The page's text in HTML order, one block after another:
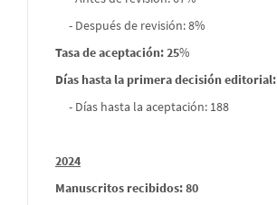
- Después de revisión: 8%
Tasa de aceptación: 25%
Días hasta la primera decisión editorial:
- Días hasta la aceptación: 188
2024
Manuscritos recibidos: 80